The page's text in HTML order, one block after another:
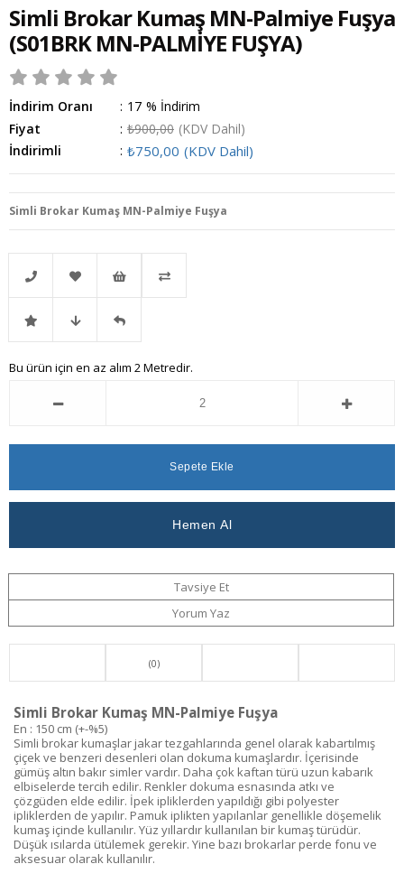
Simli Brokar Kumaş MN-Palmiye Fuşya
(S01BRK MN-PALMİYE FUŞYA)
İndirim Oranı : %
17
İndirim
Fiyat
: ₺900,00 (KDV Dahil)
İndirimli
: ₺750,00 (KDV Dahil)
Simli Brokar Kumaş MN-Palmiye Fuşya
Telefonla
Sipariş
Favorilere
Ekle
İstek
Listeme
İndirimli Fiyat
Ver
Gelince
Bu ürün için en az alım 2 Metredir.
Tavsiye Et
Yorum Yaz
(0)
Simli Brokar Kumaş MN-Palmiye Fuşya
En : 150 cm (+-%5)
Simli brokar kumaşlar jakar tezgahlarında genel olarak kabartılmış
çiçek ve benzeri desenleri olan dokuma kumaşlardır. İçerisinde
gümüş altın bakır simler vardır. Daha çok kaftan türü uzun kabarık
elbiselerde tercih edilir. Renkler dokuma esnasında atkı ve
çözgüden elde edilir. İpek ipliklerden yapıldığı gibi polyester
ipliklerden de yapılır. Pamuk iplikten yapılanlar genellikle döşemelik
kumaş içinde kullanılır. Yüz yıllardır kullanılan bir kumaş türüdür.
Düşük ısılarda ütülemek gerekir. Yine bazı brokarlar perde fonu ve
aksesuar olarak kullanılır.